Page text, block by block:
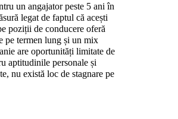
un angajator peste 5 ani în
legat de faptul că acești
poziții de conducere oferă
pe termen lung și un mix
are oportunități limitate de
aptitudinile personale și
nu există loc de stagnare pe